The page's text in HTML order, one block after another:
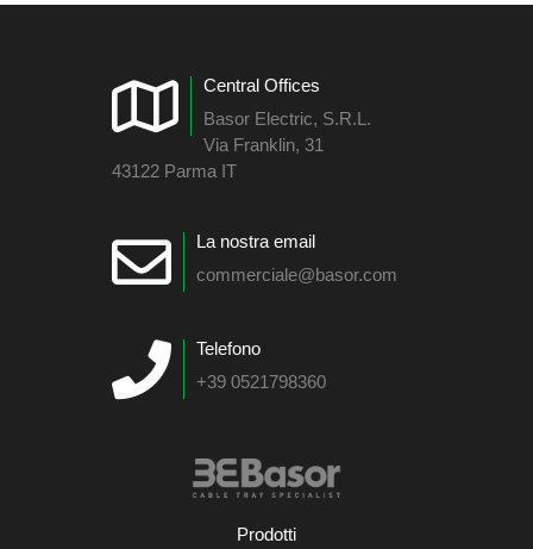
Central Offices
Basor Electric, S.R.L.
Via Franklin, 31
43122 Parma IT
La nostra email
commerciale@basor.com
Telefono
+39 0521798360
Prodotti